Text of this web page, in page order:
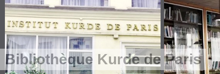
Bibliothèque Kurde de Paris